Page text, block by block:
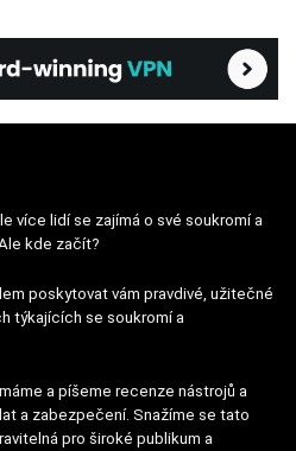
více lidí se zajímá o své soukromí a
kde začít?
poskytovat vám pravdivé, užitečné
týkajících se soukromí a
a píšeme recenze nástrojů a
a zabezpečení. Snažíme se tato
pro široké publikum a